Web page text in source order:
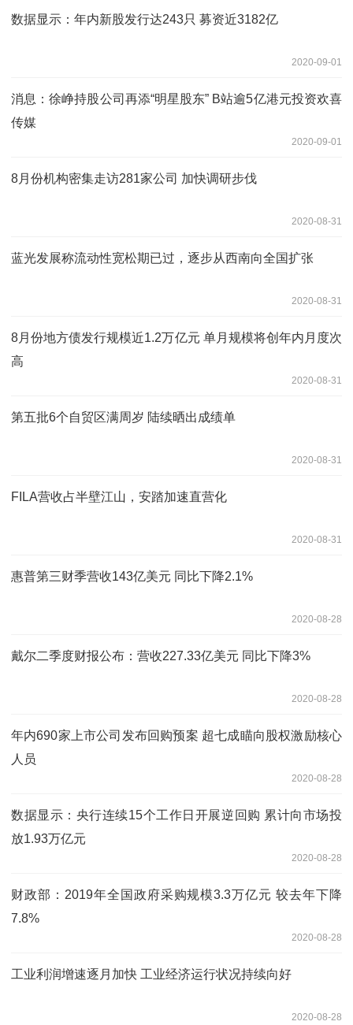
数据显示：年内新股发行达243只 募资近3182亿
2020-09-01
消息：徐峥持股公司再添“明星股东” B站逾5亿港元投资欢喜
传媒
2020-09-01
8月份机构密集走访281家公司 加快调研步伐
2020-08-31
蓝光发展称流动性宽松期已过，逐步从西南向全国扩张
2020-08-31
8月份地方债发行规模近1.2万亿元 单月规模将创年内月度次
高
2020-08-31
第五批6个自贸区满周岁 陆续晒出成绩单
2020-08-31
FILA营收占半壁江山，安踏加速直营化
2020-08-31
惠普第三财季营收143亿美元 同比下降2.1%
2020-08-28
戴尔二季度财报公布：营收227.33亿美元 同比下降3%
2020-08-28
年内690家上市公司发布回购预案 超七成瞄向股权激励核心
人员
2020-08-28
数据显示：央行连续15个工作日开展逆回购 累计向市场投
放1.93万亿元
2020-08-28
财政部：2019年全国政府采购规模3.3万亿元 较去年下降
7.8%
2020-08-28
工业利润增速逐月加快 工业经济运行状况持续向好
2020-08-28